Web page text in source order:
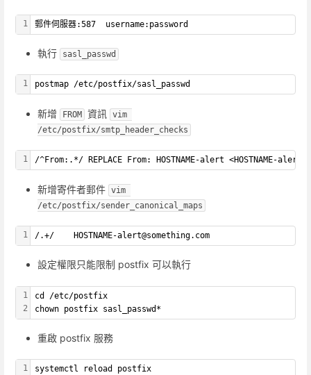
1 郵件伺服器:587  username:password
執行 sasl_passwd
1 postmap /etc/postfix/sasl_passwd
新增 FROM 資訊
vim
/etc/postfix/smtp_header_checks
1 /^From:.*/ REPLACE From: HOSTNAME-alert <HOSTNAME-
新增寄件者郵件 vim
/etc/postfix/sender_canonical_maps
1 /.+/    HOSTNAME-alert@something.com
設定權限只能限制 postfix 可以執行
1
2
cd /etc/postfix
chown postfix sasl_passwd*
重啟 postfix 服務
1 systemctl reload postfix